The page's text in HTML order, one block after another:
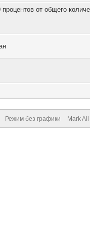
от общего
Режим без графики Mark